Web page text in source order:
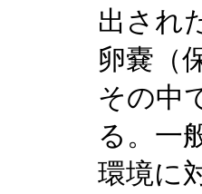
出され
卵嚢（
その中
る。一
環境に